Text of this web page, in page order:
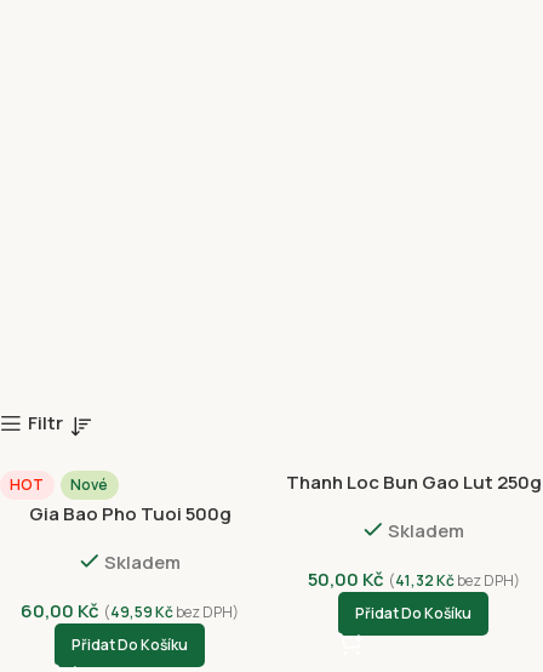
Filtr
HOT Nové
Gia Bao Pho Tuoi 500g
Skladem
60,00 Kč (49,59Kčbez DPH)
Přidat Do Košíku
Thanh Loc Bun Gao Lut 250g
Skladem
50,00 Kč (41,32Kčbez DPH)
Přidat Do Košíku